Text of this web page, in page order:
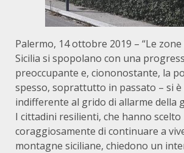
Palermo, 14 ottobre 2019 – “Le
Sicilia si spopolano con una
preoccupante e, ciononostante, la
spesso, soprattutto in passato – si
indifferente al grido di allarme della
I cittadini resilienti, che hanno scelto
coraggiosamente di continuare a
montagne siciliane, chiedono un